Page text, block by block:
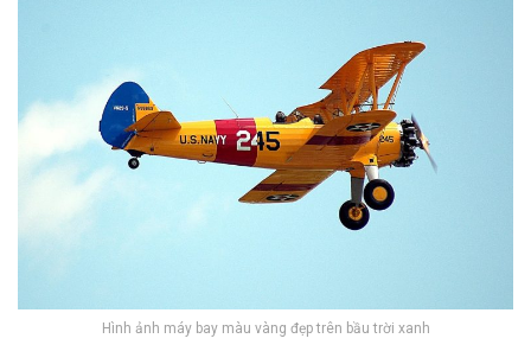
Hình ảnh máy bay màu vàng đẹp trên bầu trời xanh